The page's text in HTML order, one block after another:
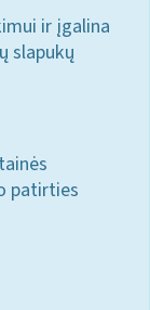
ir įgalina
slapukų
patirties